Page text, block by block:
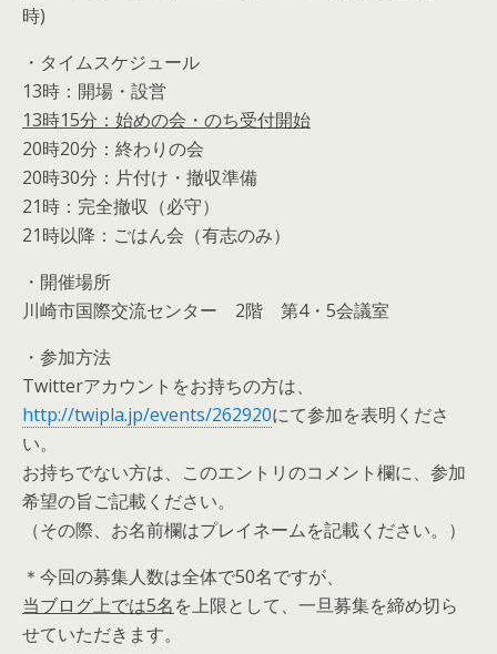
時)
・タイムスケジュール
13時：開場・設営
13時15分：始めの会・のち受付開始
20時20分：終わりの会
20時30分：片付け・撤収準備
21時：完全撤収（必守）
21時以降：ごはん会（有志のみ）
・開催場所
川崎市国際交流センター 2階 第4・5会議室
・参加方法
Twitterアカウントをお持ちの方は、
http://twipla.jp/events/262920にて参加を表明くださ
い。
お持ちでない方は、このエントリのコメント欄に、参加
希望の旨ご記載ください。
（その際、お名前欄はプレイネームを記載ください。）
＊今回の募集人数は全体で50名ですが、
当ブログ上では5名を上限として、一旦募集を締め切ら
せていただきます。